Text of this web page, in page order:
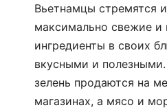
Вьетнамцы стремятся
максимально свежие и
ингредиенты в своих
вкусными и
зелень продаются на
магазинах, а мясо и